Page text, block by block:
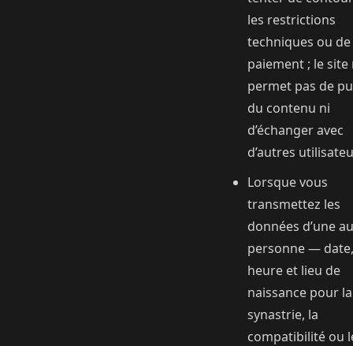
les restrictions
techniques ou de
paiement ; le site
permet pas de
du contenu ni
d’échanger avec
d’autres
Lorsque vous
transmettez les
données d’une
personne — date,
heure et lieu de
naissance pour la
synastrie, la
compatibilité ou